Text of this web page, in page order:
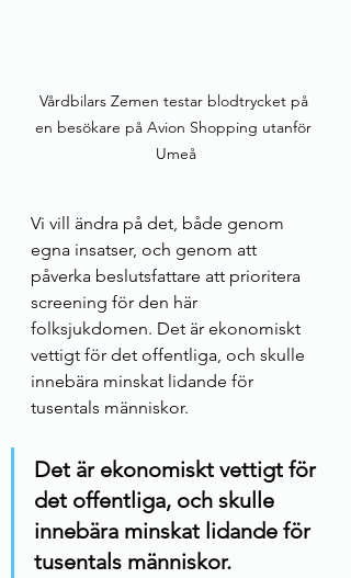
Vårdbilars Zemen testar blodtrycket på
en besökare på Avion Shopping utanför
Umeå
Vi vill ändra på det, både genom
egna insatser, och genom att
påverka beslutsfattare att prioritera
screening för den här
folksjukdomen. Det är ekonomiskt
vettigt för det offentliga, och skulle
innebära minskat lidande för
tusentals människor.
Det är ekonomiskt vettigt för
det offentliga, och skulle
innebära minskat lidande för
tusentals människor.